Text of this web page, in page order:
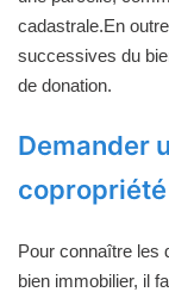
cadastrale.En
successives du
de donation.
Demander
Pour connaître les
bien immobilier, il